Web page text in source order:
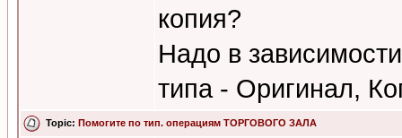
копия?
Надо в
типа - Оригинал,
Topic: Помогите по тип. операциям ТОРГОВОГО ЗАЛА